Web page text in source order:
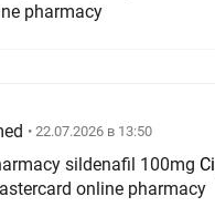
pharmacy
• 22.07.2026 в 13:50
sildenafil 100mg
online pharmacy